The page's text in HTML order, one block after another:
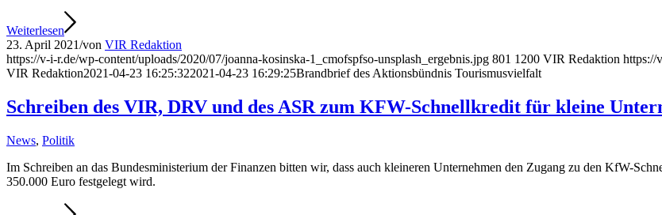
Weiterlesen
23. April 2021/von VIR Redaktion
https://v-i-r.de/wp-content/uploads/2020/07/joanna-kosinska-1_cmofspfso-unsplash_ergebnis.jpg 801 1200 VIR Redaktion https://
VIR Redaktion2021-04-23 16:25:322021-04-23 16:29:25Brandbrief des Aktionsbündnis Tourismusvielfalt
Schreiben des VIR, DRV und des ASR zum KFW-Schnellkredit für kleine
News, Politik
Im Schreiben an das Bundesministerium der Finanzen bitten wir, dass auch kleineren Unternehmen den Zugang zu den KfW-
350.000 Euro festgelegt wird.